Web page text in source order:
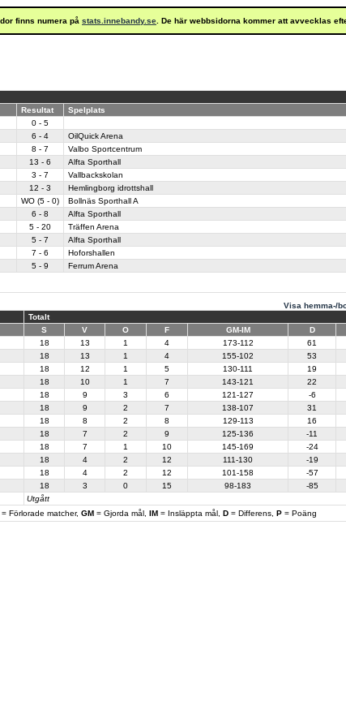
finns numera på stats.innebandy.se . De här webbsidorna kommer att avvecklas
Resultat Spelplats
0 - 5
6 - 4
OilQuick Arena
8 - 7
Valbo Sportcentrum
13 - 6
Alfta Sporthall
3 - 7
Vallbackskolan
12 - 3
Hemlingborg idrottshall
WO (5 - 0)
Bollnäs Sporthall A
6 - 8
Alfta Sporthall
5 - 20
Träffen Arena
5 - 7
Alfta Sporthall
7 - 6
Hoforshallen
5 - 9 Ferrum Arena
Visa hemma-/
Totalt
S V O F GM-IM D
= Förlorade matcher, GM = Gjorda mål, IM = Insläppta mål, D = Differens, P = Poäng
18 13 1 4 173-112 61
18 13 1 4 155-102 53
18 12 1 5 130-111 19
18 10 1 7 143-121 22
18 9 3 6 121-127 -6
18 9 2 7 138-107 31
18 8 2 8 129-113 16
18 7 2 9 125-136 -11
18 7 1 10 145-169 -24
18 4 2 12 111-130 -19
18 4 2 12 101-158 -57
18 3 0 15 98-183 -85
Utgått